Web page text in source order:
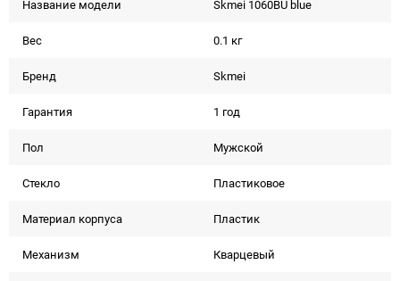
Название модели Skmei 1060BU blue
Вес 0.1 кг
Бренд Skmei
Гарантия 1 год
Пол Мужской
Стекло Пластиковое
Материал корпуса Пластик
Механизм Кварцевый